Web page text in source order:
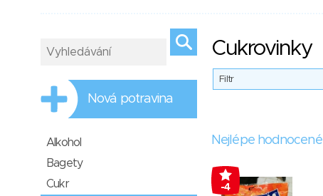
Cukrovinky
Filtr
Nejlépe hodnocené
-4
Nová potravina
Alkohol
Bagety
Cukr